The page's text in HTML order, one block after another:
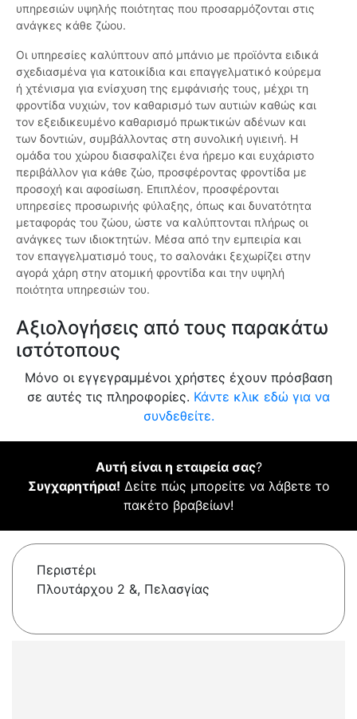
υπηρεσιών υψηλής ποιότητας που προσαρμόζονται στις
ανάγκες κάθε ζώου.
Οι υπηρεσίες καλύπτουν από μπάνιο με προϊόντα ειδικά
σχεδιασμένα για κατοικίδια και επαγγελματικό κούρεμα
ή χτένισμα για ενίσχυση της εμφάνισής τους, μέχρι τη
φροντίδα νυχιών, τον καθαρισμό των αυτιών καθώς και
τον εξειδικευμένο καθαρισμό πρωκτικών αδένων και
των δοντιών, συμβάλλοντας στη συνολική υγιεινή. Η
ομάδα του χώρου διασφαλίζει ένα ήρεμο και ευχάριστο
περιβάλλον για κάθε ζώο, προσφέροντας φροντίδα με
προσοχή και αφοσίωση. Επιπλέον, προσφέρονται
υπηρεσίες προσωρινής φύλαξης, όπως και δυνατότητα
μεταφοράς του ζώου, ώστε να καλύπτονται πλήρως οι
ανάγκες των ιδιοκτητών. Μέσα από την εμπειρία και
τον επαγγελματισμό τους, το σαλονάκι ξεχωρίζει στην
αγορά χάρη στην ατομική φροντίδα και την υψηλή
ποιότητα υπηρεσιών του.
Αξιολογήσεις από τους παρακάτω
ιστότοπους
Μόνο οι εγγεγραμμένοι χρήστες έχουν πρόσβαση
σε αυτές τις πληροφορίες. Κάντε κλικ εδώ για να
συνδεθείτε.
Αυτή είναι η εταιρεία σας?
Συγχαρητήρια! Δείτε πώς μπορείτε να λάβετε το
πακέτο βραβείων!
Περιστέρι
Πλουτάρχου 2 &, Πελασγίας